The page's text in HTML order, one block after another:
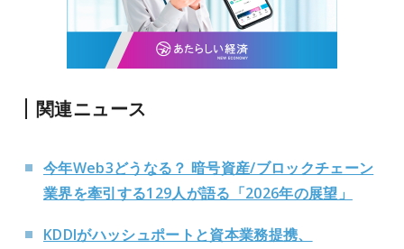
関連ニュース
今年Web3どうなる？ 暗号資産/ブロックチェーン
業界を牽引する129人が語る「2026年の展望」
KDDIがハッシュポートと資本業務提携、